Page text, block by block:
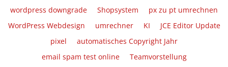
wordpress downgrade
Shopsystem
px zu pt umrechnen
WordPress Webdesign
umrechner KI
JCE Editor Update
pixel
automatisches Copyright Jahr
email spam test online
Teamvorstellung